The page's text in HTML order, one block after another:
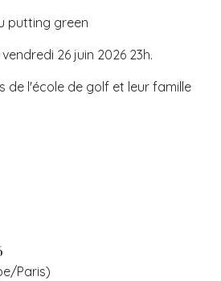
putting green
26 juin 2026 23h.
de l'école de golf et leur famille
Paris)